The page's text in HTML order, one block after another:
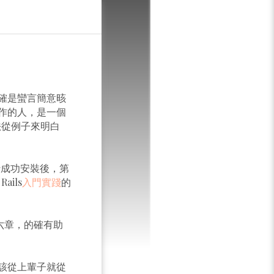
是蠻言簡意晐
的人，是一個
例子來明白
成功安裝後，第
入門實踐的
章，的確有助
從上輩子就從